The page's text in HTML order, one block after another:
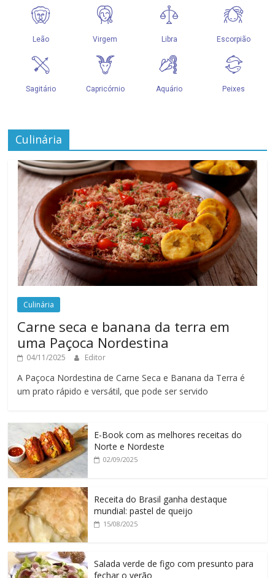
Culinária
Culinária
Carne seca e banana da terra em
uma Paçoca Nordestina
04/11/2025 Editor
A Paçoca Nordestina de Carne Seca e Banana da Terra é
um prato rápido e versátil, que pode ser servido
E-Book com as melhores receitas do
Norte e Nordeste
02/09/2025
Receita do Brasil ganha destaque
mundial: pastel de queijo
15/08/2025
Salada verde de figo com presunto para
fechar o verão